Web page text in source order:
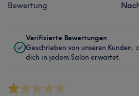
Bewertung
Verifizierte Bewertungen
Geschrieben von unseren
dich in jedem Salon erwartet.